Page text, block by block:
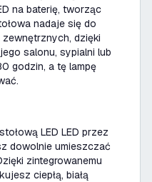
na baterię, tworząc
nadaje się do
dzięki
salonu, sypialni lub
godzin, a tę lampę
LED LED przez
dowolnie umieszczać
zintegrowanemu
ciepłą, białą